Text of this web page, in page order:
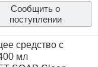
Сообщить о
поступлении
средство с
мл